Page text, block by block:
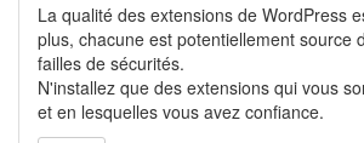
La qualité des extensions de WordPress
plus, chacune est potentiellement source
failles de sécurités.
N'installez que des extensions qui vous
et en lesquelles vous avez confiance.